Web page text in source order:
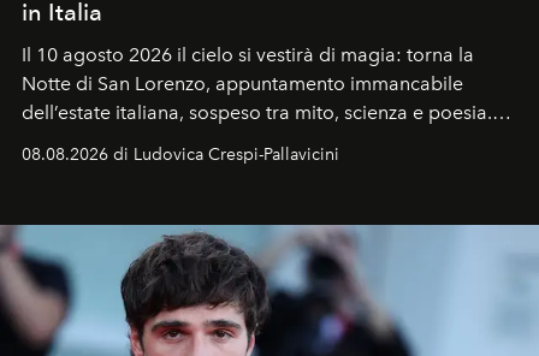
in Italia
Il 10 agosto 2026 il cielo si vestirà di magia: torna la
Notte di San Lorenzo, appuntamento immancabile
dell’estate italiana, sospeso tra mito, scienza e poesia.
Sarà il momento in cui gli occhi si alzano verso la volta
celeste per seguire il passaggio delle
all’universo i desideri più segreti
08.08.2026 di Ludovica Crespi-Pallavicini